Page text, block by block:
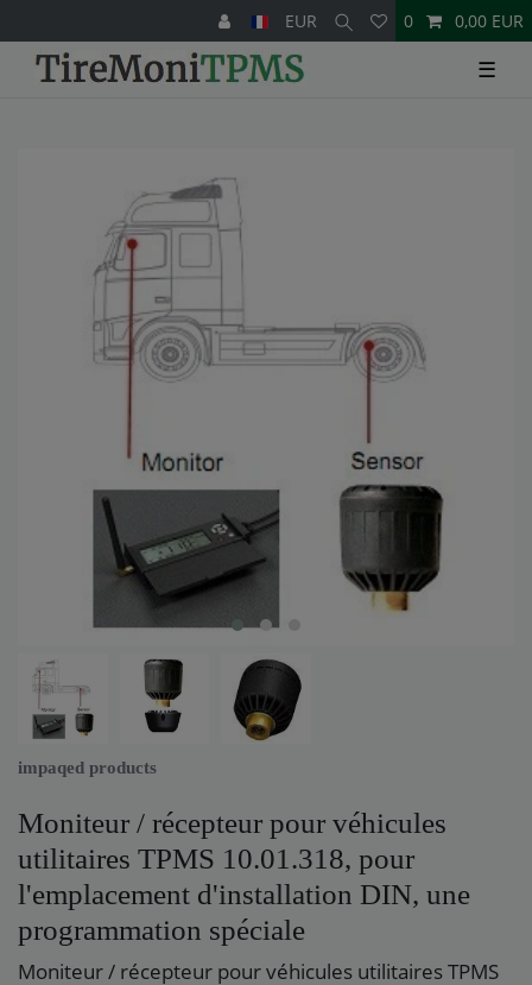
EUR 0 0,00 EUR
☰
impaqed products
Moniteur / récepteur pour véhicules
utilitaires TPMS 10.01.318, pour
l'emplacement d'installation DIN, une
programmation spéciale
Moniteur / récepteur pour véhicules utilitaires TPMS